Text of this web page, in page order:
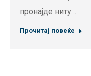
пронајде ниту…
Прочитај повеќе